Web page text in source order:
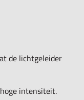
de lichtgeleider
intensiteit.